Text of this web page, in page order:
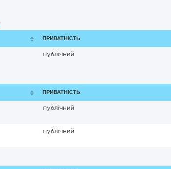
ПРИВАТНІСТЬ
публічний
ПРИВАТНІСТЬ
публічний
публічний